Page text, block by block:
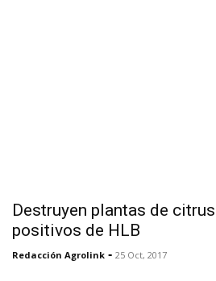
Destruyen plantas de
positivos de HLB
Redacción Agrolink - 25 Oct, 2017